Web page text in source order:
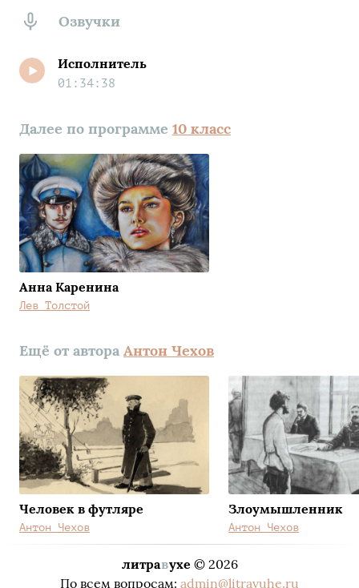
Озвучки
Исполнитель
01:34:38
Далее по программе 10 класс
Анна Каренина
Лев Толстой
Ещё от автора Антон Чехов
Человек в футляре
Антон Чехов
Злоумышленник
Антон Чехов
литравухе © 2026
По всем вопросам: admin@litravuhe.ru